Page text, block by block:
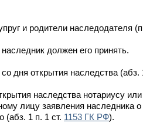
и родители наследодателя
должен его принять.
дня открытия наследства (абз.
наследства нотариусу
лицу заявления наследника
(абз. 1 п. 1 ст. 1153 ГК РФ).